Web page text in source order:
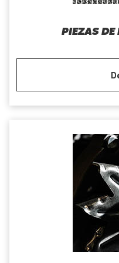
PIEZAS DE